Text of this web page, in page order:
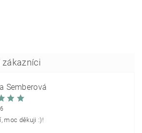
Šemberová
moc děkuji :)!